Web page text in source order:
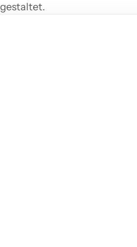
gestaltet.